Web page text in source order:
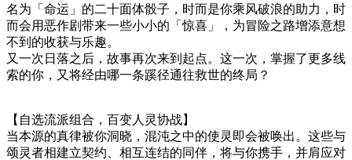
名为「命运」的二十面体骰子，时而是你乘风破浪的助力，时
而会用恶作剧带来一些小小的「惊喜」，为冒险之路增添意想
不到的收获与乐趣。
又一次日落之后，故事再次来到起点。这一次，掌握了更多线
索的你，又将经由哪一条蹊径通往救世的终局？
【自选流派组合，百变人灵协战】
当本源的真律被你洞晓，混沌之中的使灵即会被唤出。这些与
颂灵者相建立契约、相互连结的同伴，将与你携手，并肩应对